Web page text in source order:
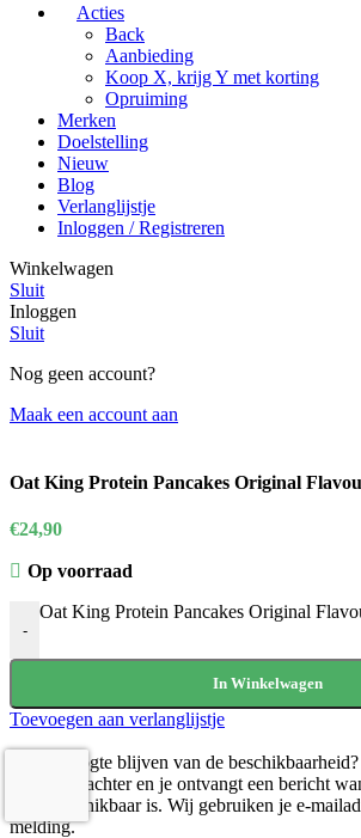
Acties
Back
Aanbieding
Koop X, krijg Y met korting
Opruiming
Merken
Doelstelling
Nieuw
Blog
Verlanglijstje
Inloggen / Registreren
Winkelwagen
Sluit
Inloggen
Sluit
Nog geen account?
Maak een account aan
Oat King Protein Pancakes Original
€24,90
Op voorraad
-
Oat King Protein Pancakes Original
In Winkelwagen
Toevoegen aan verlanglijstje
Op de hoogte blijven van de beschikbaarheid?
mailadres achter en je ontvangt een bericht
weer beschikbaar is. Wij gebruiken je e-
melding.